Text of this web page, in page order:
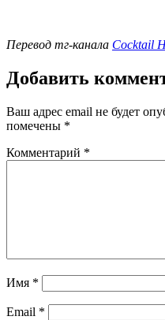
Перевод тг-канала Cocktail
Добавить
Ваш адрес email не будет
помечены *
Комментарий *
Имя *
Email *